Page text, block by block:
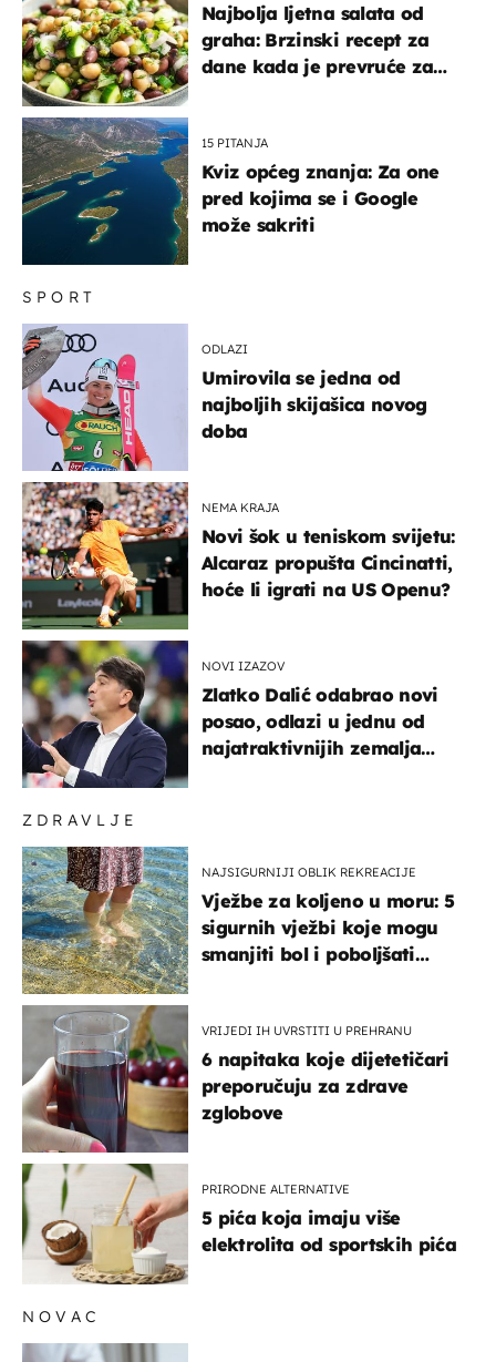
ZDRAVLJE
NAJSIGURNIJI OBLIK REKREACIJE
Vježbe za koljeno u moru: 5
sigurnih vježbi koje mogu
smanjiti bol i poboljšati
VRIJEDI IH UVRSTITI U PREHRANU
6 napitaka koje dijetetičari
preporučuju za zdrave
zglobove
PRIRODNE ALTERNATIVE
5 pića koja imaju više
elektrolita od sportskih pića
SPORT
ODLAZI
Umirovila se jedna od
najboljih skijašica novog
doba
NEMA KRAJA
Novi šok u teniskom svijetu:
Alcaraz propušta Cincinatti,
hoće li igrati na US Openu?
NOVI IZAZOV
Zlatko Dalić odabrao novi
posao, odlazi u jednu od
najatraktivnijih zemalja
Najbolja ljetna salata od
graha: Brzinski recept za
dane kada je prevruće za
15 PITANJA
Kviz općeg znanja: Za one
pred kojima se i Google
može sakriti
NOVAC